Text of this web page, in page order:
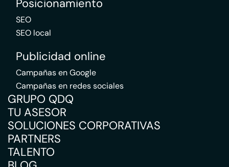
Posicionamiento
SEO
SEO local
Publicidad online
Campañas en Google
Campañas en redes sociales
GRUPO QDQ
TU ASESOR
SOLUCIONES CORPORATIVAS
PARTNERS
TALENTO